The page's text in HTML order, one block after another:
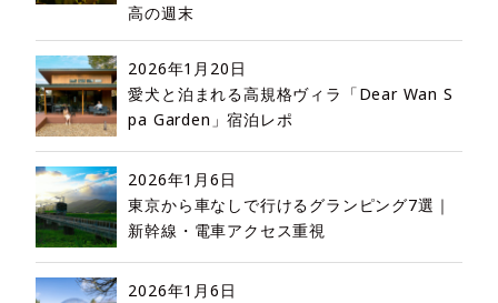
高の週末
2026年1月20日
愛犬と泊まれる高規格ヴィラ「Dear Wan S
pa Garden」宿泊レポ
2026年1月6日
東京から車なしで行けるグランピング7選｜
新幹線・電車アクセス重視
2026年1月6日